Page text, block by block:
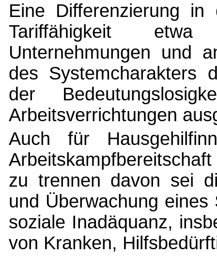
Eine Differenzierung
Tariffähigkeit etwa
Unternehmungen und
des Systemcharakters
der
Arbeitsverrichtungen
Auch für
zu trennen davon sei
und Überwachung
soziale Inadäquanz,
von Kranken,